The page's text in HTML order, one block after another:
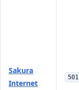
Sakura
Internet